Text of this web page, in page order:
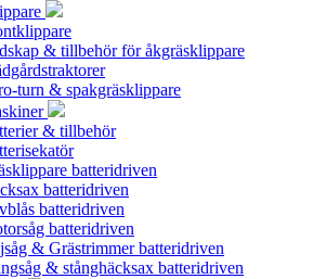
& tillbehör för åkgräsklippare
turn & spakgräsklippare
& tillbehör
batteridriven
batteridriven
batteridriven
batteridriven
& Grästrimmer batteridriven
& stånghäcksax batteridriven